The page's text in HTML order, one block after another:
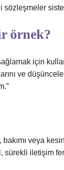
örnek?
için
ve
bakımı veya
iletişim